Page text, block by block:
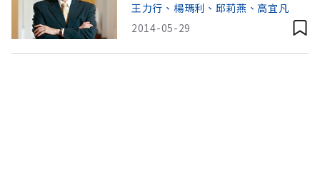
王力行、楊瑪利、邱莉燕、高宜凡
2014-05-29